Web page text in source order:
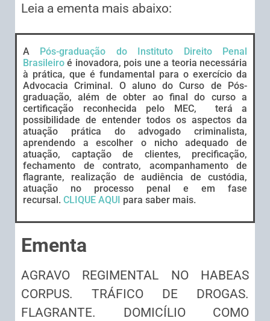
Leia a ementa mais abaixo:
A
Pós-graduação do Instituto Direito Penal
Brasileiro é inovadora, pois une a teoria necessária
à prática, que é fundamental para o exercício da
Advocacia Criminal. O aluno do Curso de Pós-
graduação, além de obter ao final do curso a
certificação reconhecida pelo MEC, terá a
possibilidade de entender todos os aspectos da
atuação prática do advogado criminalista,
aprendendo a escolher o nicho adequado de
atuação, captação de clientes, precificação,
fechamento de contrato, acompanhamento de
flagrante, realização de audiência de custódia,
atuação no processo penal e em fase
recursal. CLIQUE AQUI para saber mais.
Ementa
AGRAVO REGIMENTAL NO HABEAS
CORPUS. TRÁFICO DE DROGAS.
FLAGRANTE. DOMICÍLIO COMO